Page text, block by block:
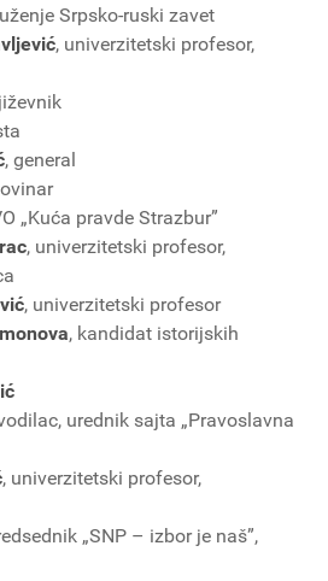
Srpsko-ruski zavet
, univerzitetski profesor,
, general
„Kuća pravde Strazbur”
, univerzitetski profesor,
, univerzitetski profesor
, kandidat istorijskih
urednik sajta „Pravoslavna
, univerzitetski profesor,
„SNP – izbor je naš”,